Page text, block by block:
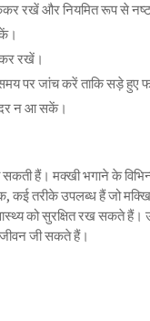
रखें और नियमित रूप से
रखें।
पर जांच करें ताकि सड़े हुए
न आ सकें।
सकती हैं। मक्खी भगाने के
तरीके उपलब्ध हैं जो
को सुरक्षित रख सकते
जी सकते हैं।